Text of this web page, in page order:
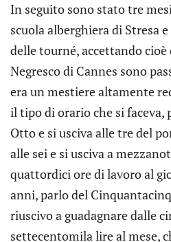
In seguito sono stato tre
scuola alberghiera di Stresa
delle tourné, accettando cioè
Negresco di Cannes sono
era un mestiere altamente
il tipo di orario che si faceva,
Otto e si usciva alle tre del
alle sei e si usciva a
quattordici ore di lavoro al
anni, parlo del
riuscivo a guadagnare dalle
settecentomila lire al mese,